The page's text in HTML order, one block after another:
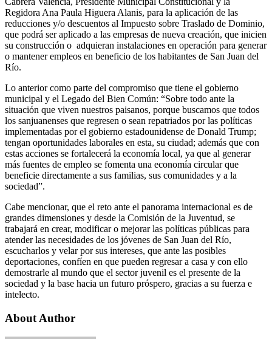
Regidora Ana Paula Higuera Alanis, para la aplicación de las
reducciones y/o descuentos al Impuesto sobre Traslado de Dominio,
que podrá ser aplicado a las empresas de nueva creación, que inicien
su construcción o adquieran instalaciones en operación para generar
o mantener empleos en beneficio de los habitantes de San Juan del
Río.
Lo anterior como parte del compromiso que tiene el gobierno
municipal y el Legado del Bien Común: “Sobre todo ante la
situación que viven nuestros paisanos, porque buscamos que todos
los sanjuanenses que regresen o sean repatriados por las políticas
implementadas por el gobierno estadounidense de Donald Trump;
tengan oportunidades laborales en esta, su ciudad; además que con
estas acciones se fortalecerá la economía local, ya que al generar
más fuentes de empleo se fomenta una economía circular que
beneficie directamente a sus familias, sus comunidades y a la
sociedad”.
Cabe mencionar, que el reto ante el panorama internacional es de
grandes dimensiones y desde la Comisión de la Juventud, se
trabajará en crear, modificar o mejorar las políticas públicas para
atender las necesidades de los jóvenes de San Juan del Río,
escucharlos y velar por sus intereses, que ante las posibles
deportaciones, confíen en que pueden regresar a casa y con ello
demostrarle al mundo que el sector juvenil es el presente de la
sociedad y la base hacia un futuro próspero, gracias a su fuerza e
intelecto.
About Author